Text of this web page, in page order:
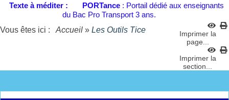
Texte à méditer : PORTance : Portail dédié aux enseignants
du Bac Pro Transport 3 ans.
Vous êtes ici :
Accueil » Les Outils Tice
Imprimer la
page...
Imprimer la
section...